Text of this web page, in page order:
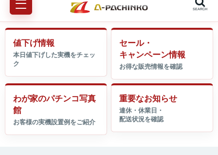
SEARCH
値下げ情報
セール・
キャンペーン情報
わが家のパチンコ写真
館
重要なお知らせ